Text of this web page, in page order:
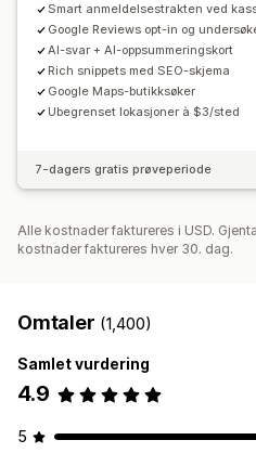
Smart anmeldelsestrakten ved
Google Reviews opt-in og
AI-svar + AI-oppsummeringskort
Rich snippets med SEO-skjema
Google Maps-butikksøker
Ubegrenset lokasjoner à $3/sted
7-dagers gratis prøveperiode
Alle kostnader faktureres i USD.
kostnader faktureres hver 30. dag.
Omtaler (1,400)
Samlet vurdering
4.9
5